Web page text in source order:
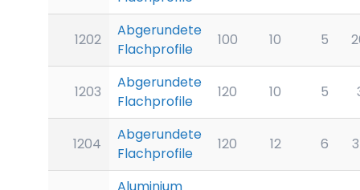
1202
Abgerundete
Flachprofile
100 10 5
1203
Abgerundete
Flachprofile
120 10 5
1204
Abgerundete
Flachprofile
120 12 6